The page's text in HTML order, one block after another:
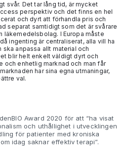
svår. Det tar lång tid, är mycket
perspektiv och det finns en hel
och dyrt att förhandla pris och
separat samtidigt som det är svårare
läkemedelsbolag. I Europa måste
ingenting är centraliserat, alla vill ha
anpassa allt material och
blir helt enkelt väldigt dyrt och
och enhetlig marknad och man får
har sina egna utmaningar,
val.
Award 2020 för att “ha visat
och uthållighet i utvecklingen
för patienter med kroniska
idag saknar effektiv terapi”.